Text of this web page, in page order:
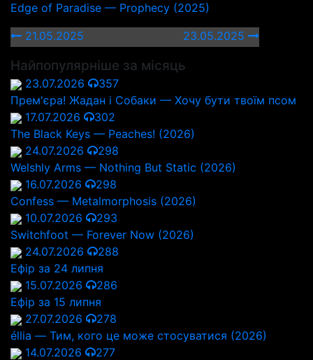
Edge of Paradise — Prophecy (2025)
21.05.2025
23.05.2025
Найпопулярніше за місяць
23.07.2026
357
Прем'єра! Жадан і Собаки — Хочу бути твоїм псом
17.07.2026
302
The Black Keys — Peaches! (2026)
24.07.2026
298
Welshly Arms — Nothing But Static (2026)
16.07.2026
298
Confess — Metalmorphosis (2026)
10.07.2026
293
Switchfoot — Forever Now (2026)
24.07.2026
288
Ефір за 24 липня
15.07.2026
286
Ефір за 15 липня
27.07.2026
278
éllia — Тим, кого це може стосуватися (2026)
14.07.2026
277